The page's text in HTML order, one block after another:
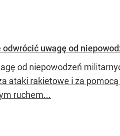
uwagę od
od niepowodzeń
ataki rakietowe i za
ruchem...